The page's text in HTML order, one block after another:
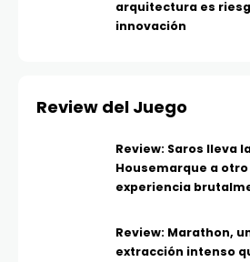
arquitectura es
innovación
Review del Juego
Review: Saros lleva
Housemarque a
experiencia
Review: Marathon,
extracción intenso